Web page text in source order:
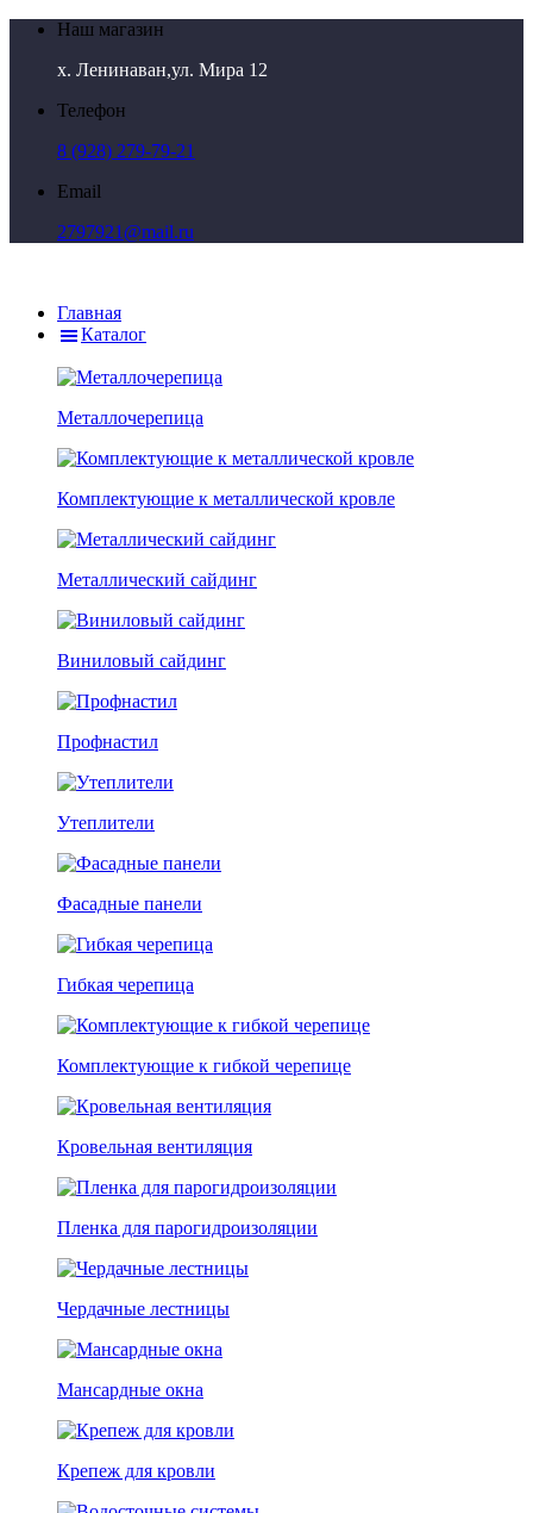
Наш магазин
х. Ленинаван,ул. Мира 12
Телефон
8 (928) 279-79-21
Email
2797921@mail.ru
Главная
Каталог
Металлочерепица
Комплектующие к металлической кровле
Металлический сайдинг
Виниловый сайдинг
Профнастил
Утеплители
Фасадные панели
Гибкая черепица
Комплектующие к гибкой черепице
Кровельная вентиляция
Пленка для парогидроизоляции
Чердачные лестницы
Мансардные окна
Крепеж для кровли